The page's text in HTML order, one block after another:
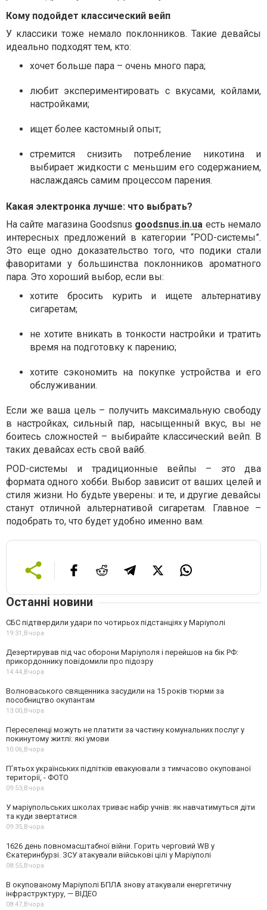
Кому подойдет классический вейп
У классики тоже немало поклонников. Такие девайсы
идеально подходят тем, кто:
хочет больше пара – очень много пара;
любит экспериментировать с вкусами, койлами,
настройками;
ищет более кастомный опыт;
стремится снизить потребление никотина и
выбирает жидкости с меньшим его содержанием,
наслаждаясь самим процессом парения.
Какая электронка лучше: что выбрать?
На сайте магазина Goodsnus goodsnus.in.ua есть немало
интересных предложений в категории “POD-системы”.
Это еще одно доказательство того, что подики стали
фаворитами у большинства поклонников ароматного
пара. Это хороший выбор, если вы:
хотите бросить курить и ищете альтернативу
сигаретам;
не хотите вникать в тонкости настройки и тратить
время на подготовку к парению;
хотите сэкономить на покупке устройства и его
обслуживании.
Если же ваша цель – получить максимальную свободу
в настройках, сильный пар, насыщенный вкус, вы не
боитесь сложностей – выбирайте классический вейп. В
таких девайсах есть свой вайб.
POD-системы и традиционные вейпы – это два
формата одного хобби. Выбор зависит от ваших целей и
стиля жизни. Но будьте уверены: и те, и другие девайсы
станут отличной альтернативой сигаретам. Главное –
подобрать то, что будет удобно именно вам.
Останні новини
СБС підтвердили удари по чотирьох підстанціях у Маріуполі
19:31, Вчора
Дезертирував під час оборони Маріуполя і перейшов на бік РФ:
прикордоннику повідомили про підозру
14:44, Вчора
Волноваського священника засудили на 15 років тюрми за
пособництво окупантам
13:00, Вчора
Переселенці можуть не платити за частину комунальних послуг у
покинутому житлі: які умови
10:06, Вчора
П’ятьох українських підлітків евакуювали з тимчасово окупованої
території, - ФОТО
09:53, Вчора
У маріупольських школах триває набір учнів: як навчатимуться діти
та куди звертатися
09:35, Вчора
1626 день повномасштабної війни. Горить черговий WB у
Єкатеринбурзі. ЗСУ атакували військові цілі у Маріуполі
08:55, Вчора
В окупованому Маріуполі БПЛА знову атакували енергетичну
інфраструктуру, — ВІДЕО
08:47, Вчора